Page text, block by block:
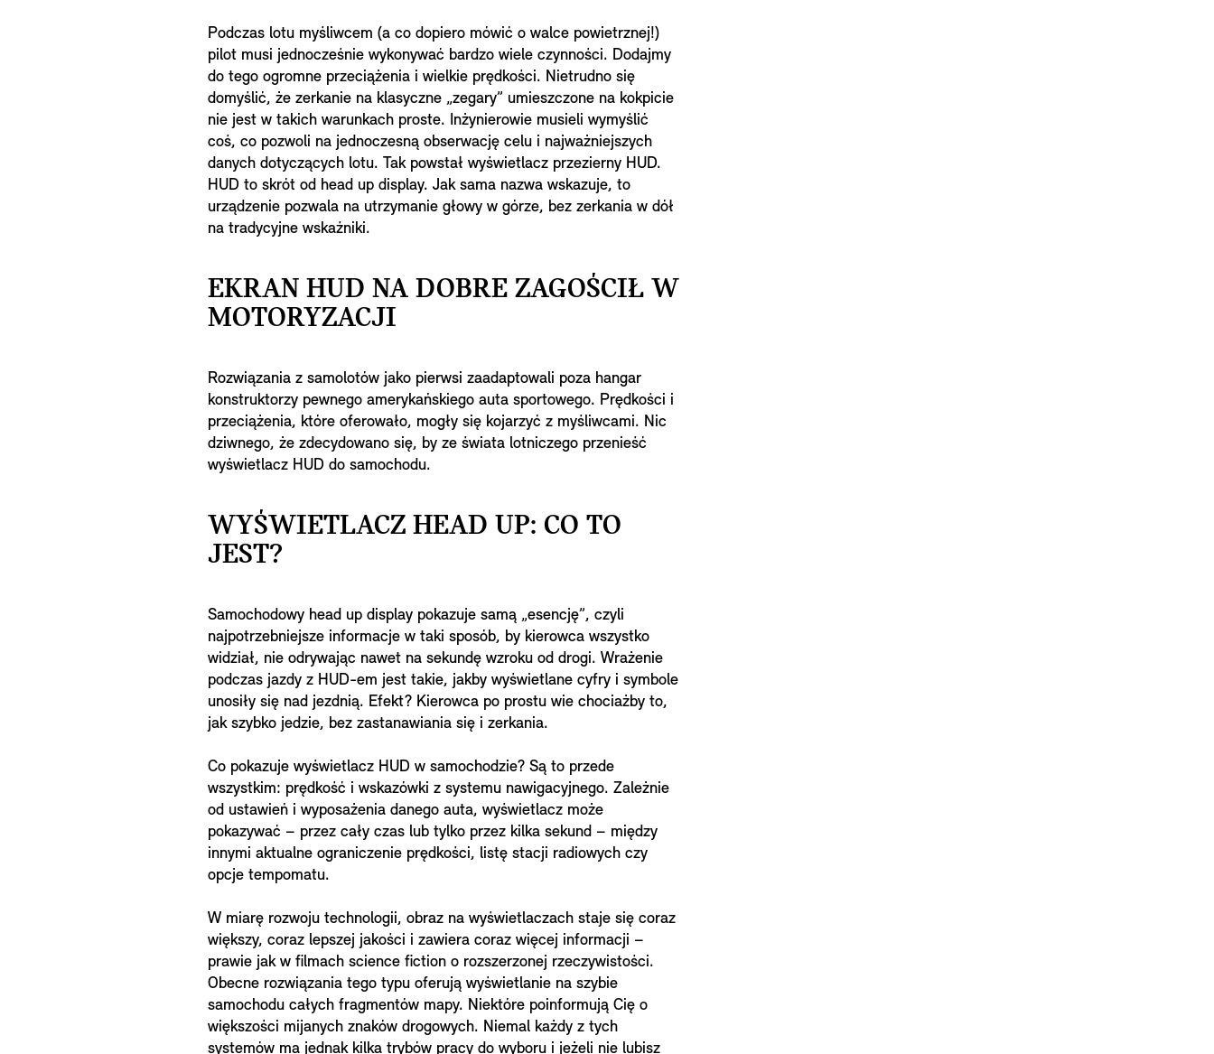
Podczas lotu myśliwcem (a co dopiero mówić o walce powietrznej!)
pilot musi jednocześnie wykonywać bardzo wiele czynności. Dodajmy
do tego ogromne przeciążenia i wielkie prędkości. Nietrudno się
domyślić, że zerkanie na klasyczne „zegary” umieszczone na kokpicie
nie jest w takich warunkach proste. Inżynierowie musieli wymyślić
coś, co pozwoli na jednoczesną obserwację celu i najważniejszych
danych dotyczących lotu. Tak powstał wyświetlacz przezierny HUD.
HUD to skrót od head up display. Jak sama nazwa wskazuje, to
urządzenie pozwala na utrzymanie głowy w górze, bez zerkania w dół
na tradycyjne wskaźniki.
EKRAN HUD NA DOBRE ZAGOŚCIŁ W
MOTORYZACJI
Rozwiązania z samolotów jako pierwsi zaadaptowali poza hangar
konstruktorzy pewnego amerykańskiego auta sportowego. Prędkości i
przeciążenia, które oferowało, mogły się kojarzyć z myśliwcami. Nic
dziwnego, że zdecydowano się, by ze świata lotniczego przenieść
wyświetlacz HUD do samochodu.
WYŚWIETLACZ HEAD UP: CO TO
JEST?
Samochodowy head up display pokazuje samą „esencję”, czyli
najpotrzebniejsze informacje w taki sposób, by kierowca wszystko
widział, nie odrywając nawet na sekundę wzroku od drogi. Wrażenie
podczas jazdy z HUD-em jest takie, jakby wyświetlane cyfry i symbole
unosiły się nad jezdnią. Efekt? Kierowca po prostu wie chociażby to,
jak szybko jedzie, bez zastanawiania się i zerkania.
Co pokazuje wyświetlacz HUD w samochodzie? Są to przede
wszystkim: prędkość i wskazówki z systemu nawigacyjnego. Zależnie
od ustawień i wyposażenia danego auta, wyświetlacz może
pokazywać – przez cały czas lub tylko przez kilka sekund – między
innymi aktualne ograniczenie prędkości, listę stacji radiowych czy
opcje tempomatu.
W miarę rozwoju technologii, obraz na wyświetlaczach staje się coraz
większy, coraz lepszej jakości i zawiera coraz więcej informacji –
prawie jak w filmach science fiction o rozszerzonej rzeczywistości.
Obecne rozwiązania tego typu oferują wyświetlanie na szybie
samochodu całych fragmentów mapy. Niektóre poinformują Cię o
większości mijanych znaków drogowych. Niemal każdy z tych
systemów ma jednak kilka trybów pracy do wyboru i jeżeli nie lubisz